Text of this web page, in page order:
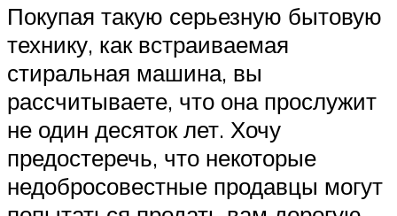
Покупая такую серьезную бытовую
технику, как встраиваемая
стиральная машина, вы
рассчитываете, что она прослужит
не один десяток лет. Хочу
предостеречь, что некоторые
недобросовестные продавцы могут